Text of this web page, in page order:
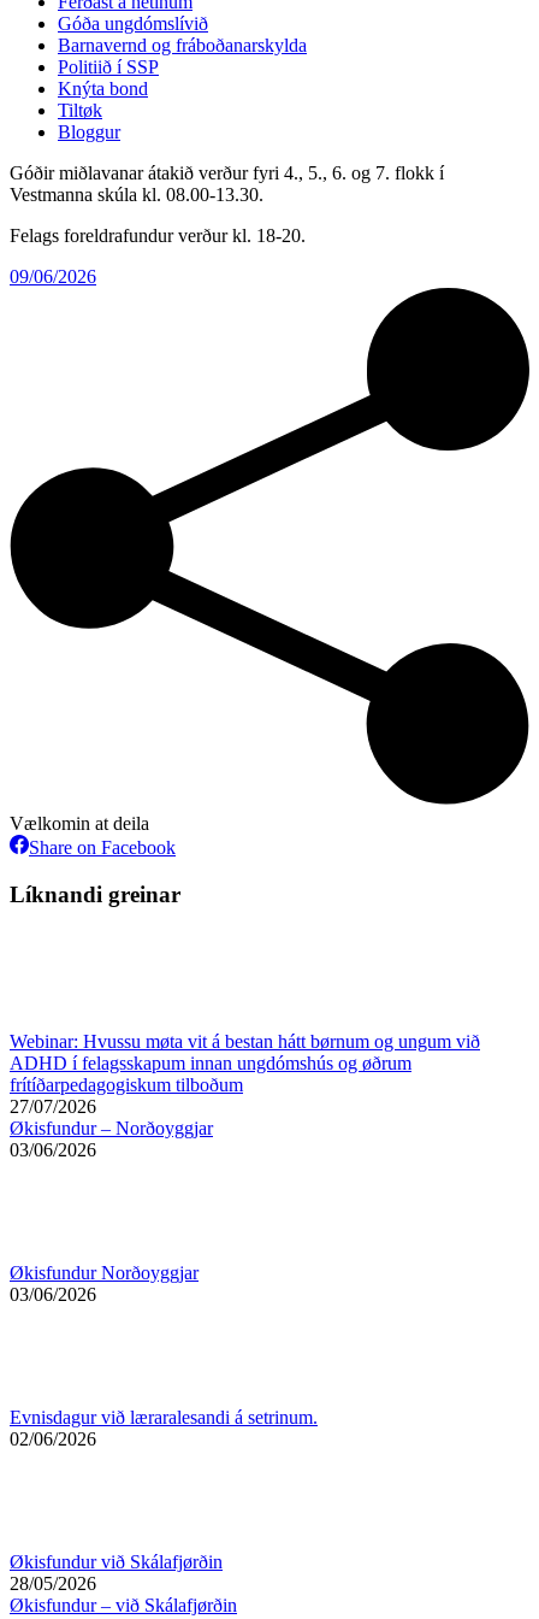
Góða ungdómslívið
Barnavernd og fráboðanarskylda
Politiið í SSP
Knýta bond
Tiltøk
Bloggur
Góðir miðlavanar átakið verður fyri 4., 5., 6. og 7. flokk í
Vestmanna skúla kl. 08.00-13.30.
Felags foreldrafundur verður kl. 18-20.
09/06/2026
Vælkomin at deila
Share on FacebookShare
Facebook
Líknandi greinar
Webinar: Hvussu møta vit á bestan hátt børnum og ungum við
ADHD í felagsskapum innan ungdómshús og øðrum
frítíðarpedagogiskum tilboðum
27/07/2026
Økisfundur – Norðoyggjar
03/06/2026
Økisfundur Norðoyggjar
03/06/2026
Evnisdagur við læraralesandi á setrinum.
02/06/2026
Økisfundur við Skálafjørðin
28/05/2026
Økisfundur – við Skálafjørðin